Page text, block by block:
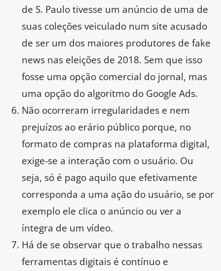
de S. Paulo tivesse um anúncio de uma de
suas coleções veiculado num site acusado
de ser um dos maiores produtores de fake
news nas eleições de 2018. Sem que isso
fosse uma opção comercial do jornal, mas
uma opção do algoritmo do Google Ads.
Não ocorreram irregularidades e nem
prejuízos ao erário público porque, no
formato de compras na plataforma digital,
exige-se a interação com o usuário. Ou
seja, só é pago aquilo que efetivamente
corresponda a uma ação do usuário, se por
exemplo ele clica o anúncio ou ver a
íntegra de um vídeo.
Há de se observar que o trabalho nessas
ferramentas digitais é contínuo e